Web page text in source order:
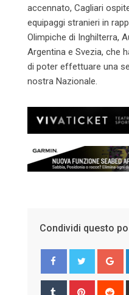
accennato, Cagliari
equipaggi stranieri in
Olimpiche di Inghilterra,
Argentina e Svezia, che
di poter effettuare una
nostra Nazionale.
Condividi questo
Tumblr Pinterest